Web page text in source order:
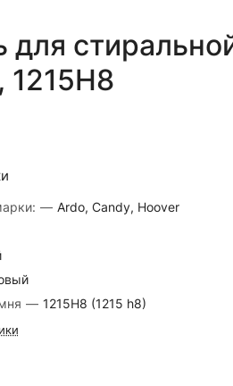
для
1215H8
— Ardo, Candy, Hoover
— 1215H8 (1215 h8)